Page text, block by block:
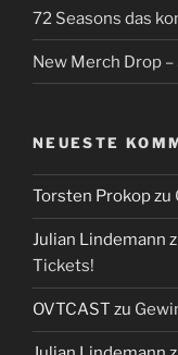
72 Seasons das
New Merch Drop
NEUESTE
Torsten Prokopzu
Julian Lindemann
Tickets!
OVTCAST zu